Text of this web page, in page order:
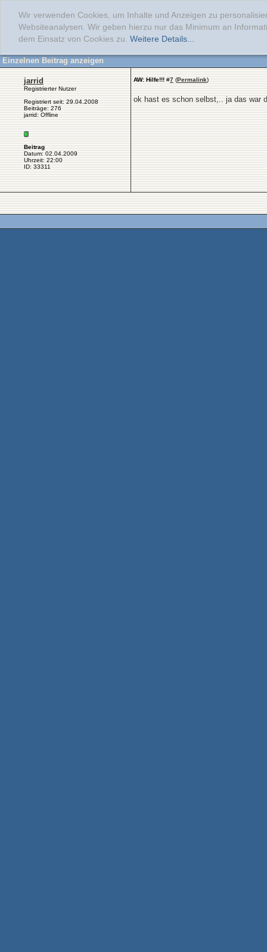
Wir verwenden Cookies, um Inhalte und Anzeigen zu
Websiteanalysen. Wir geben hierzu nur das Minimum an
dem Einsatz von Cookies zu. Weitere Details...
Einzelnen Beitrag anzeigen
jarrid
Registrierter Nutzer
Registriert seit: 29.04.2008
Beiträge: 276
jarrid: Offline
Beitrag
Datum: 02.04.2009
Uhrzeit: 22:00
ID: 33311
AW: Hilfe!!! #7 (Permalink)
ok hast es schon selbst,.. ja das war